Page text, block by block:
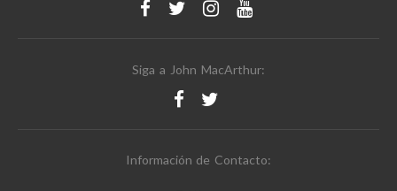
Siga a John MacArthur:
Información de Contacto: